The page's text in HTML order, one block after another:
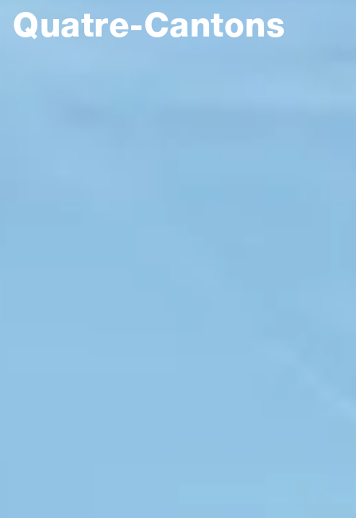
Quatre-Cantons